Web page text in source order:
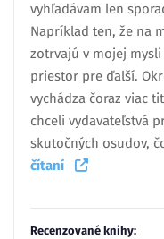
vyhľadávam len
Napríklad ten, že na
zotrvajú v mojej
priestor pre ďalší.
vychádza čoraz viac
chceli vydavateľstvá
skutočných osudov,
čítaní
Recenzované knihy: